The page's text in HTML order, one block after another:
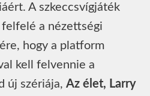
A szkeccsvígjáték
a nézettségi
hogy a platform
kell felvennie a
új szériája, Az élet, Larry